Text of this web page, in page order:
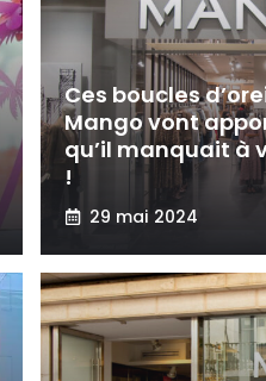
Ces boucles
Mango vont
qu’il manquait à
!
29 mai 2024